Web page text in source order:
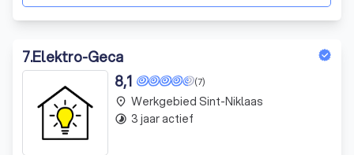
7.Elektro-Geca
(7)
8,1
place Werkgebied Sint-Niklaas
timelapse 3 jaar actief